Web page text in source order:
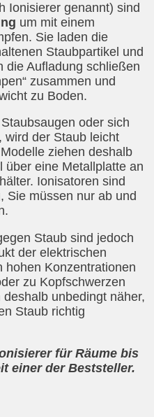
Ionisierer genannt) sind
um mit einem
Sie laden die
Staubpartikel und
Aufladung schließen
zusammen und
zu Boden.
oder sich
wird der Staub leicht
ziehen deshalb
über eine Metallplatte an
Ionisatoren sind
Sie müssen nur ab und
Staub sind jedoch
der elektrischen
hohen Konzentrationen
zu Kopfschwerzen
unbedingt näher,
Staub richtig
für Räume bis
einer der Beststeller.